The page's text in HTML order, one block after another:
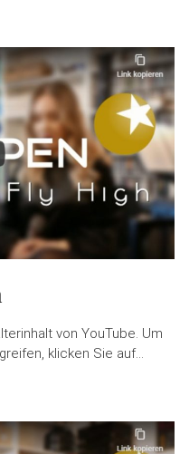
von YouTube. Um
klicken Sie auf…